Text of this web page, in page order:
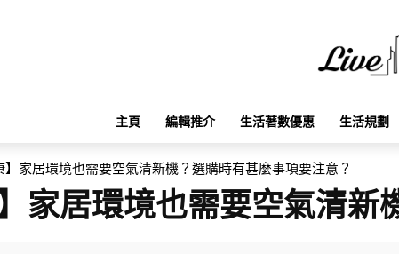
主頁 編輯推介 生活著數優惠 生活規劃
】家居環境也需要空氣清新機？選購時有甚麼事項要注意？
】家居環境也需要空氣清